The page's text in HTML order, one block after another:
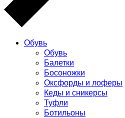
Обувь
Обувь
Балетки
Босоножки
Оксфорды и лоферы
Кеды и сникерсы
Туфли
Ботильоны